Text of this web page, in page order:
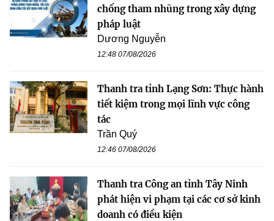
chống tham nhũng trong xây dựng
pháp luật
Dương Nguyễn
12:48 07/08/2026
Thanh tra tỉnh Lạng Sơn: Thực hành
tiết kiệm trong mọi lĩnh vực công
tác
Trần Quý
12:46 07/08/2026
Thanh tra Công an tỉnh Tây Ninh
phát hiện vi phạm tại các cơ sở kinh
doanh có điều kiện